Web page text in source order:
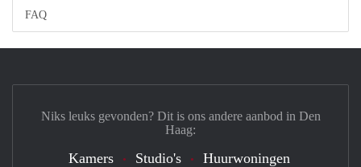
FAQ
Niks leuks gevonden? Dit is ons andere aanbod in Den
Haag:
Kamers Studio's Huurwoningen